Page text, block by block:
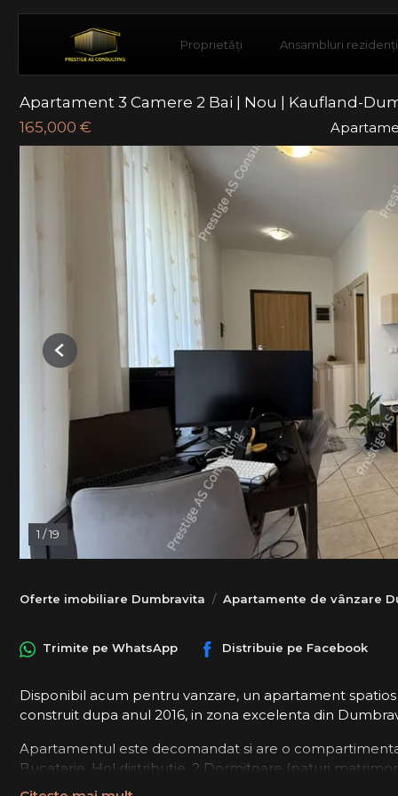
Proprietăți Ansambluri
Apartament 3 Camere 2 Bai | Nou | Kaufland-
165,000 €
1 /19
Previous
Oferte imobiliare Dumbravita Apartamente de vânzare
Trimite pe WhatsApp Distribuie pe Facebook
Disponibil acum pentru vanzare, un apartament
construit dupa anul 2016, in zona excelenta din
Apartamentul este decomandat si are o
Bucatarie, Hol distributie, 2 Dormitoare (paturi
CF.